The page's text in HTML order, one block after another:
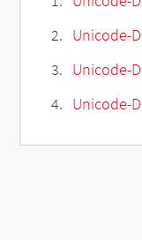
Unicode-
Unicode-
Unicode-